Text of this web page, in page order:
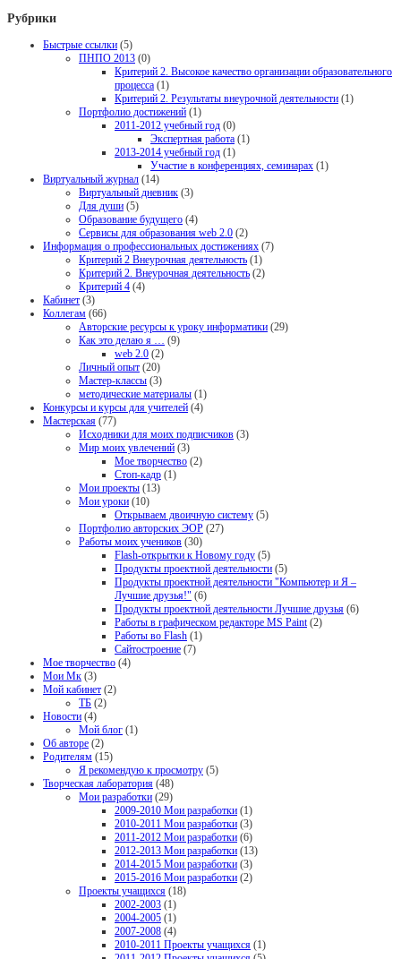
Рубрики
Быстрые ссылки (5)
ПНПО 2013 (0)
Критерий 2. Высокое качество организации образовательного
процесса (1)
Критерий 2. Результаты внеурочной деятельности (1)
Портфолио достижений (1)
2011-2012 учебный год (0)
Экспертная работа (1)
2013-2014 учебный год (1)
Участие в конференциях, семинарах (1)
Виртуальный журнал (14)
Виртуальный дневник (3)
Для души (5)
Образование будущего (4)
Сервисы для образования web 2.0 (2)
Информация о профессиональных достижениях (7)
Критерий 2 Внеурочная деятельность (1)
Критерий 2. Внеурочная деятельность (2)
Критерий 4 (4)
Кабинет (3)
Коллегам (66)
Авторские ресурсы к уроку информатики (29)
Как это делаю я … (9)
web 2.0 (2)
Личный опыт (20)
Мастер-классы (3)
методические материалы (1)
Конкурсы и курсы для учителей (4)
Мастерская (77)
Исходники для моих подписчиков (3)
Мир моих увлечений (3)
Мое творчество (2)
Стоп-кадр (1)
Мои проекты (13)
Мои уроки (10)
Открываем двоичную систему (5)
Портфолио авторских ЭОР (27)
Работы моих учеников (30)
Flash-открытки к Новому году (5)
Продукты проектной деятельности (5)
Продукты проектной деятельности "Компьютер и Я –
Лучшие друзья!" (6)
Продукты проектной деятельности Лучшие друзья (6)
Работы в графическом редакторе MS Paint(2)
Работы во Flash (1)
Сайтостроение (7)
Мое творчество (4)
Мои Мк (3)
Мой кабинет (2)
ТБ (2)
Новости (4)
Мой блог (1)
Об авторе (2)
Родителям (15)
Я рекомендую к просмотру (5)
Творческая лаборатория (48)
Мои разработки (29)
2009-2010 Мои разработки (1)
2010-2011 Мои разработки (3)
2011-2012 Мои разработки (6)
2012-2013 Мои разработки (13)
2014-2015 Мои разработки (3)
2015-2016 Мои разработки (2)
Проекты учащихся (18)
2002-2003 (1)
2004-2005 (1)
2007-2008 (4)
2010-2011 Проекты учащихся (1)